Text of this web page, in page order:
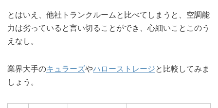
とはいえ、他社トランクルームと比べてしまうと、空調能
力は劣っていると言い切ることができ、心細いことこのう
えなし。
業界大手のキュラーズやハローストレージと比較してみま
しょう。